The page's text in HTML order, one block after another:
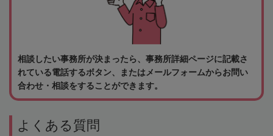
相談したい事務所が決まったら、事務所詳細ページに記載さ
れている電話するボタン、またはメールフォームからお問い
合わせ・相談をすることができます。
よくある質問